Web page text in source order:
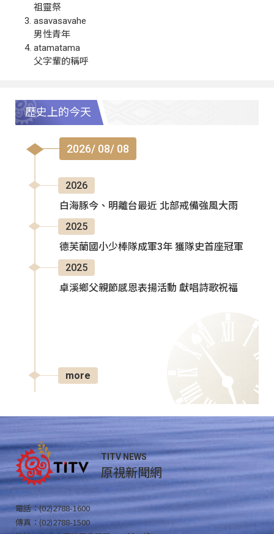
祖靈祭
asavasavahe
男性青年
atamatama
父字輩的稱呼
歷史上的今天
2026/ 08/ 08
2026
白海豚今、明離台最近 北部戒備強風大雨
2025
德芙蘭國小少棒隊成軍3年 獲隊史首座冠軍
2025
卓溪鄉父親節感恩表揚活動 獻唱詩歌祝福
more
TITV NEWS
原視新聞網
電話：(02)2788-1600
傳真：(02)2788-1500